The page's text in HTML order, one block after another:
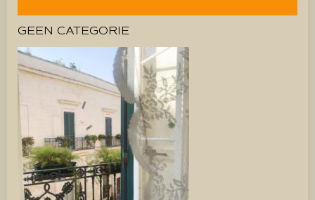
GEEN CATEGORIE